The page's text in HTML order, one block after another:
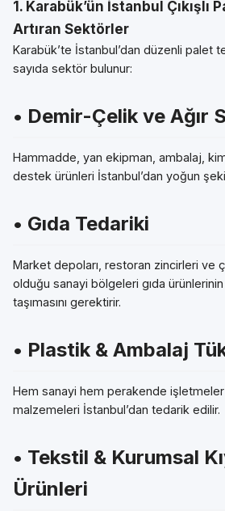
1. Karabük’ün İstanbul Çıkışlı
Artıran Sektörler
Karabük’te İstanbul’dan düzenli palet
sayıda sektör bulunur:
• Demir-Çelik ve Ağır
Hammadde, yan ekipman, ambalaj,
destek ürünleri İstanbul’dan yoğun
• Gıda Tedariki
Market depoları, restoran zincirleri ve
olduğu sanayi bölgeleri gıda
taşımasını gerektirir.
• Plastik & Ambalaj
Hem sanayi hem perakende
malzemeleri İstanbul’dan tedarik edilir.
• Tekstil & Kurumsal
Ürünleri